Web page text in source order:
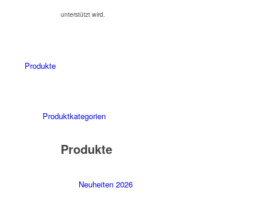
unterstützt wird.
Produkte
Produktkategorien
Produkte
Neuheiten 2026